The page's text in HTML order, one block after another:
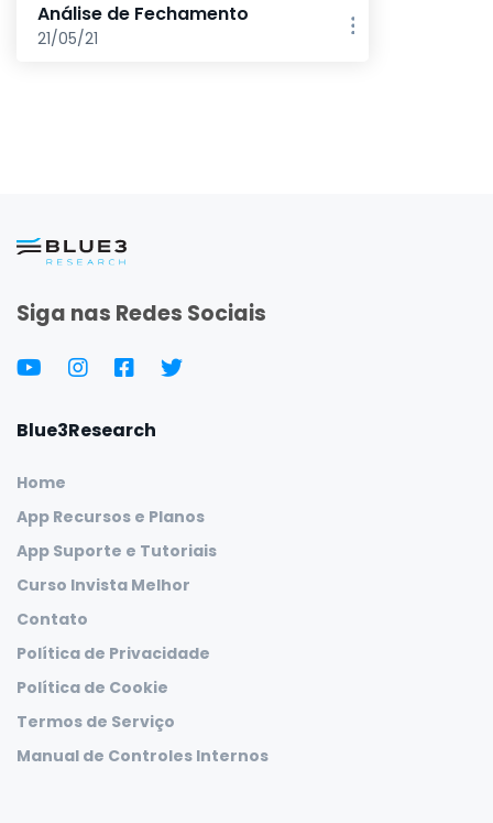
Análise de Fechamento
21/05/21
Siga nas Redes Sociais
Blue3Research
Home
App Recursos e Planos
App Suporte e Tutoriais
Curso Invista Melhor
Contato
Política de Privacidade
Política de Cookie
Termos de Serviço
Manual de Controles Internos